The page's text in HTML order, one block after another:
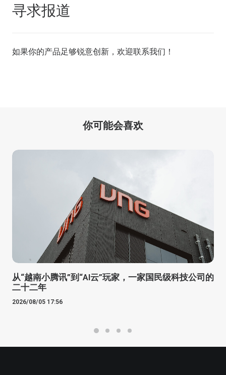
寻求报道
如果你的产品足够锐意创新，欢迎联系我们 ！
你可能会喜欢
从“越南小腾讯”到“AI云”玩家，一家国民级科技公司的
二十二年
2026/08/05 17:56